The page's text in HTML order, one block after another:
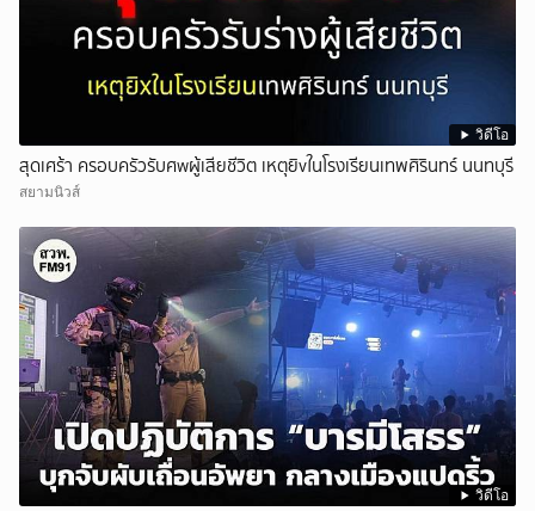
วิดีโอ
สุดเศร้า ครอบครัวรับศwผู้เสียชีวิต เหตุยิvในโรงเรียนเทพศิรินทร์ นนทบุรี
สยามนิวส์
วิดีโอ